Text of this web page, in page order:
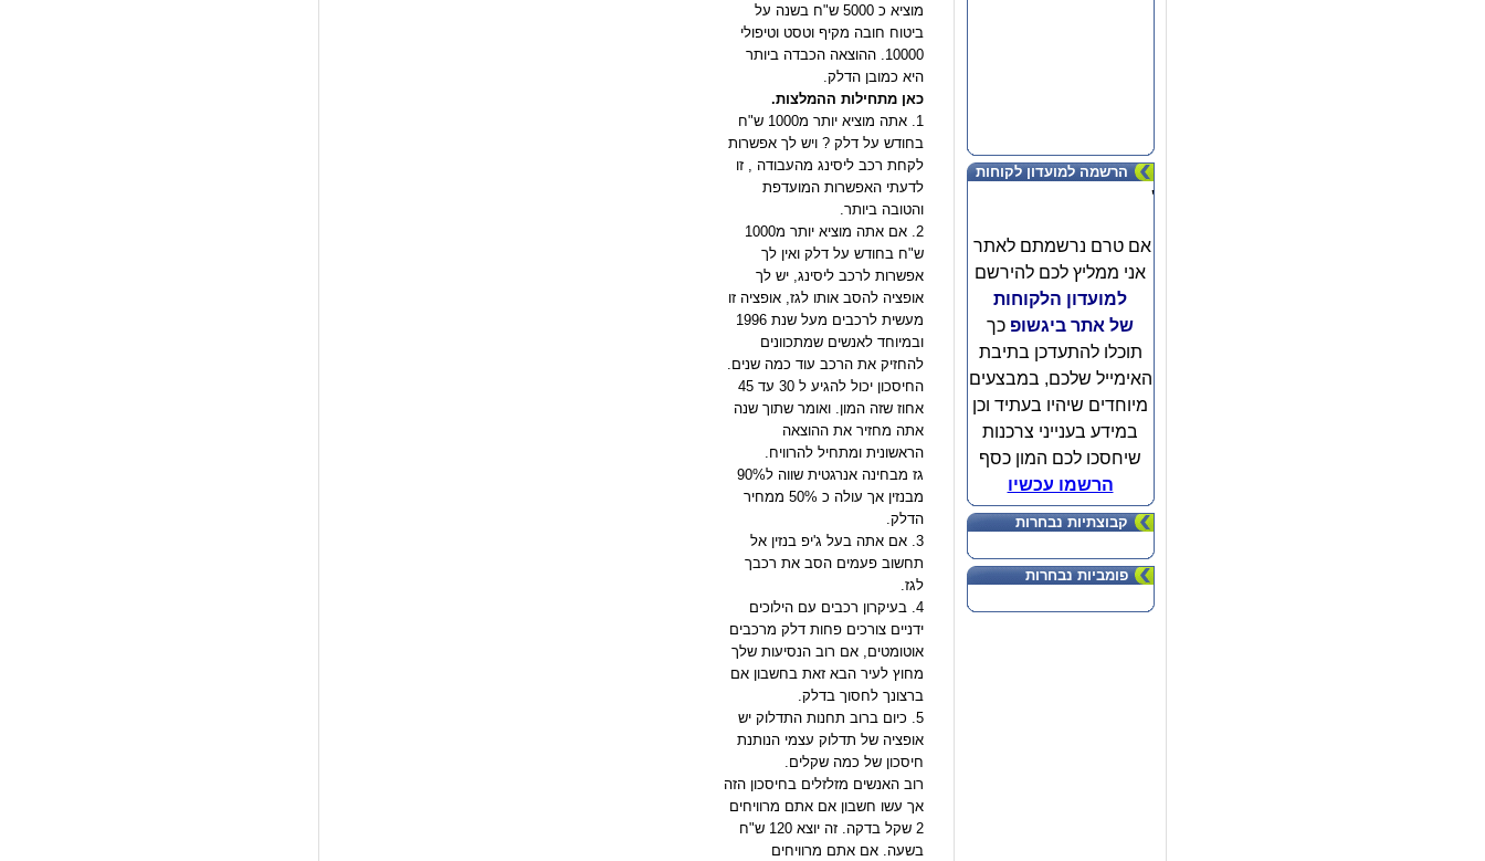
הרשמה למועדון לקוחות
'
אם טרם נרשמתם לאתר
אני ממליץ לכם להירשם
למועדון הלקוחות
של אתר ביגשופ כך
תוכלו להתעדכן בתיבת
האימייל שלכם, במבצעים
מיוחדים שיהיו בעתיד וכן
במידע בענייני צרכנות
שיחסכו לכם המון כסף
הרשמו עכשיו
קבוצתיות נבחרות
פומביות נבחרות
מוציא כ 5000 ש"ח בשנה על
ביטוח חובה מקיף וטסט וטיפולי
10000. ההוצאה הכבדה ביותר
היא כמובן הדלק.
כאן מתחילות ההמלצות.
1. אתה מוציא יותר מ1000 ש"ח
בחודש על דלק ? ויש לך אפשרות
לקחת רכב ליסינג מהעבודה , זו
לדעתי האפשרות המועדפת
והטובה ביותר.
2. אם אתה מוציא יותר מ1000
ש"ח בחודש על דלק ואין לך
אפשרות לרכב ליסינג, יש לך
אופציה להסב אותו לגז, אופציה זו
מעשית לרכבים מעל שנת 1996
ובמיוחד לאנשים שמתכוונים
להחזיק את הרכב עוד כמה שנים.
החיסכון יכול להגיע ל 30 עד 45
אחוז שזה המון. ואומר שתוך שנה
אתה מחזיר את ההוצאה
הראשונית ומתחיל להרוויח.
גז מבחינה אנרגטית שווה ל90%
מבנזין אך עולה כ 50% ממחיר
הדלק.
3. אם אתה בעל ג'יפ בנזין אל
תחשוב פעמים הסב את רכבך
לגז.
4. בעיקרון רכבים עם הילוכים
ידניים צורכים פחות דלק מרכבים
אוטומטים, אם רוב הנסיעות שלך
מחוץ לעיר הבא זאת בחשבון אם
ברצונך לחסוך בדלק.
5. כיום ברוב תחנות התדלוק יש
אופציה של תדלוק עצמי הנותנת
חיסכון של כמה שקלים.
רוב האנשים מזלזלים בחיסכון הזה
אך עשו חשבון אם אתם מרוויחים
2 שקל בדקה. זה יוצא 120 ש"ח
בשעה. אם אתם מרוויחים